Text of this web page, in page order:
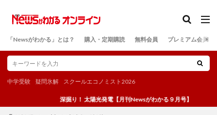
「Newsがわかる」とは？ 購入・定期購読 無料会員 プレミアム会員
中学受験 疑問氷解 スクールエコノミスト2026
深掘り！ 太陽光発電【月刊Newsがわかる９月号】
検索